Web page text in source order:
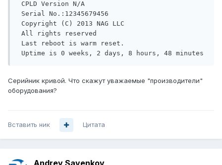
Серийник кривой. Что скажут уважаемые "производители"
оборудования?
Вставить ник Цитата